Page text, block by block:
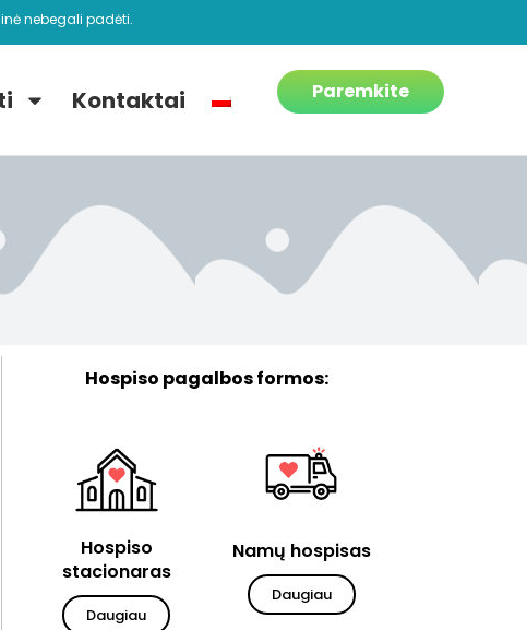
nebegali padėti.
Kontaktai Paremkite
Hospiso pagalbos formos:
Hospiso
stacionaras
Daugiau
Namų hospisas
Daugiau